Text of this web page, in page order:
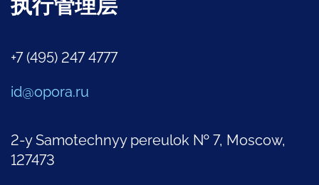
执行管理层
+7 (495) 247 4777
id@opora.ru
2-y Samotechnyy pereulok № 7, Moscow,
127473